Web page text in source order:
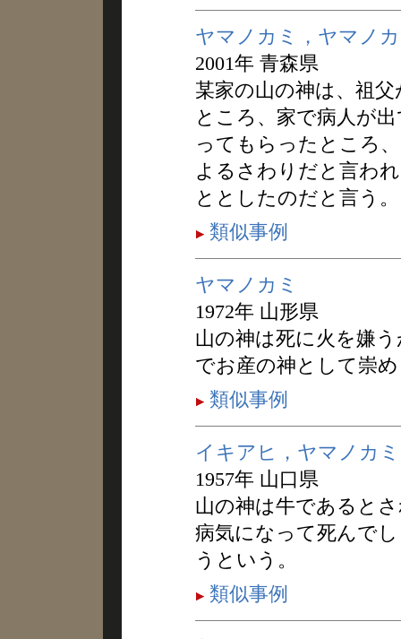
ヤマノカミ，ヤマノ
2001年 青森県
某家の山の神は、祖
ところ、家で病人が
ってもらったところ
よるさわりだと言わ
ととしたのだと言う。
類似事例
ヤマノカミ
1972年 山形県
山の神は死に火を嫌
でお産の神として崇
類似事例
イキアヒ，ヤマノカミ
1957年 山口県
山の神は牛であると
病気になって死んで
うという。
類似事例